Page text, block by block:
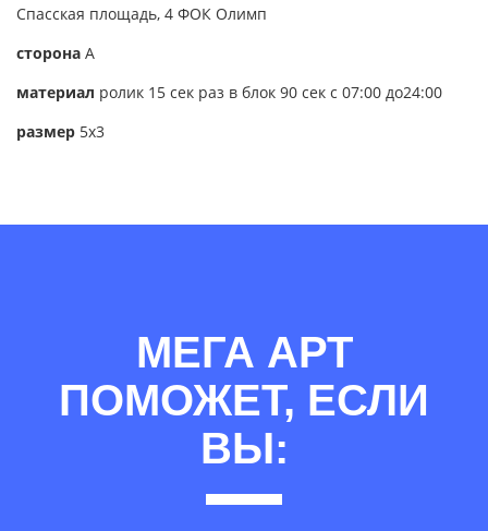
Спасская площадь, 4 ФОК Олимп
сторона А
материал ролик 15 сек раз в блок 90 сек с 07:00 до24:00
размер 5х3
МЕГА АРТ
ПОМОЖЕТ, ЕСЛИ
ВЫ: